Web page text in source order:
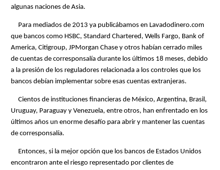
algunas naciones de Asia.
Para mediados de 2013 ya publicábamos en Lavadodinero.com
que bancos como HSBC, Standard Chartered, Wells Fargo, Bank of
America, Citigroup, JPMorgan Chase y otros habían cerrado miles
de cuentas de corresponsalía durante los últimos 18 meses, debido
a la presión de los reguladores relacionada a los controles que los
bancos debían implementar sobre esas cuentas extranjeras.
Cientos de instituciones financieras de México, Argentina, Brasil,
Uruguay, Paraguay y Venezuela, entre otros, han enfrentado en los
últimos años un enorme desafío para abrir y mantener las cuentas
de corresponsalía.
Entonces, si la mejor opción que los bancos de Estados Unidos
encontraron ante el riesgo representado por clientes de